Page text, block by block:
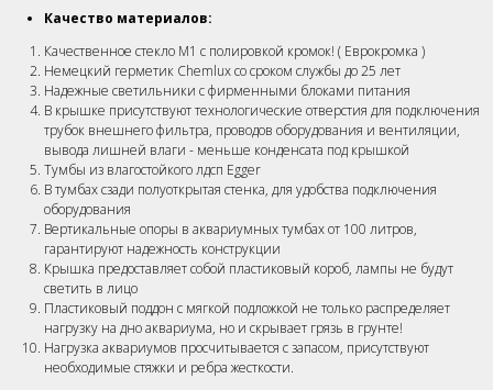
Качество материалов:
Качественное стекло М1 с полировкой кромок! ( Еврокромка )
Немецкий герметик Chemlux со сроком службы до 25 лет
Надежные светильники c фирменными блоками питания
В крышке присутствуют технологические отверстия для подключения
трубок внешнего фильтра, проводов оборудования и вентиляции,
вывода лишней влаги - меньше конденсата под крышкой
Тумбы из влагостойкого лдсп Egger
В тумбах сзади полуоткрытая стенка, для удобства подключения
оборудования
Вертикальные опоры в аквариумных тумбах от 100 литров,
гарантируют надежность конструкции
Крышка предоставляет собой пластиковый короб, лампы не будут
светить в лицо
Пластиковый поддон с мягкой подложкой не только распределяет
нагрузку на дно аквариума, но и скрывает грязь в грунте!
Нагрузка аквариумов просчитывается с запасом, присутствуют
необходимые стяжки и ребра жесткости.